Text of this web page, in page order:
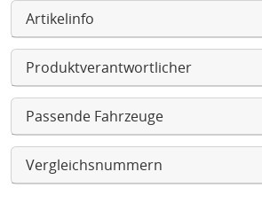
Artikelinfo
Produktverantwortlicher
Passende Fahrzeuge
Vergleichsnummern